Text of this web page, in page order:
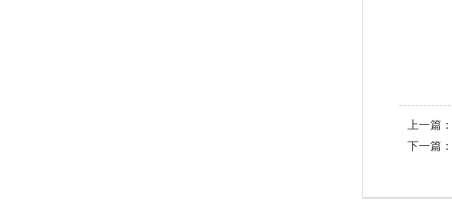
上一篇：
下一篇：